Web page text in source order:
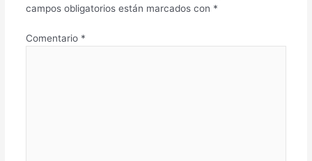
campos obligatorios están marcados con *
Comentario *